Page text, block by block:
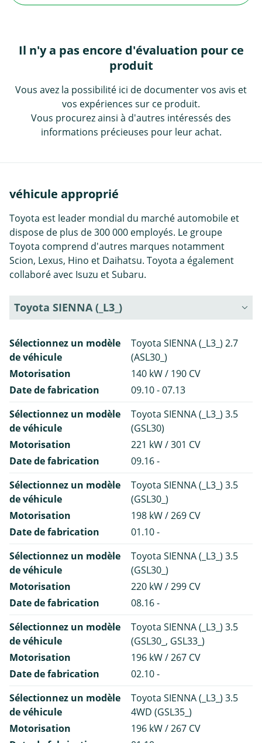
Il n'y a pas encore d'évaluation pour ce
produit
Vous avez la possibilité ici de documenter vos avis et
vos expériences sur ce produit.
Vous procurez ainsi à d'autres intéressés des
informations précieuses pour leur achat.
véhicule approprié
Toyota est leader mondial du marché automobile et
dispose de plus de 300 000 employés. Le groupe
Toyota comprend d'autres marques notamment
Scion, Lexus, Hino et Daihatsu. Toyota a également
collaboré avec Isuzu et Subaru.
Toyota SIENNA (_L3_)
Sélectionnez un modèle
de véhicule
Toyota SIENNA (_L3_) 2.7
(ASL30_)
Motorisation
140 kW / 190 CV
Date de fabrication
09.10 - 07.13
Sélectionnez un modèle
de véhicule
Toyota SIENNA (_L3_) 3.5
(GSL30)
Motorisation
221 kW / 301 CV
Date de fabrication
09.16 -
Sélectionnez un modèle
de véhicule
Toyota SIENNA (_L3_) 3.5
(GSL30_)
Motorisation
198 kW / 269 CV
Date de fabrication
01.10 -
Sélectionnez un modèle
de véhicule
Toyota SIENNA (_L3_) 3.5
(GSL30_)
Motorisation
220 kW / 299 CV
Date de fabrication
08.16 -
Sélectionnez un modèle
de véhicule
Toyota SIENNA (_L3_) 3.5
(GSL30_, GSL33_)
Motorisation
196 kW / 267 CV
Date de fabrication
02.10 -
Sélectionnez un modèle
de véhicule
Toyota SIENNA (_L3_) 3.5
4WD (GSL35_)
Motorisation
196 kW / 267 CV